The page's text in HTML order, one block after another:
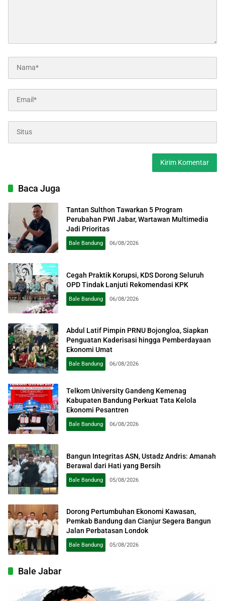
Baca Juga
Tantan Sulthon Tawarkan 5 Program
Perubahan PWI Jabar, Wartawan Multimedia
Jadi Prioritas
Bale Bandung 06/08/2026
Cegah Praktik Korupsi, KDS Dorong Seluruh
OPD Tindak Lanjuti Rekomendasi KPK
Bale Bandung 06/08/2026
Abdul Latif Pimpin PRNU Bojongloa, Siapkan
Penguatan Kaderisasi hingga Pemberdayaan
Ekonomi Umat
Bale Bandung 06/08/2026
Telkom University Gandeng Kemenag
Kabupaten Bandung Perkuat Tata Kelola
Ekonomi Pesantren
Bale Bandung 06/08/2026
Bangun Integritas ASN, Ustadz Andris: Amanah
Berawal dari Hati yang Bersih
Bale Bandung 05/08/2026
Dorong Pertumbuhan Ekonomi Kawasan,
Pemkab Bandung dan Cianjur Segera Bangun
Jalan Perbatasan Londok
Bale Bandung 05/08/2026
Bale Jabar